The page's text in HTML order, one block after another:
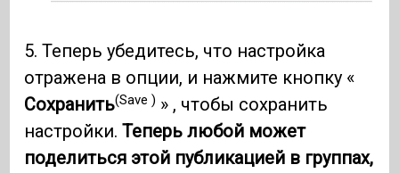
5. Теперь убедитесь, что настройка
отражена в опции, и нажмите кнопку «
Сохранить(Save ) » , чтобы сохранить
настройки.Теперь любой может
поделиться этой публикацией в группах,